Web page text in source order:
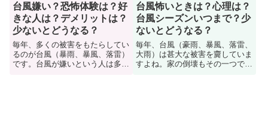
台風嫌い？恐怖体験は？好
きな人は？デメリットは？
少ないとどうなる？
毎年、多くの被害をもたらしてい
るのが台風（暴雨、暴風、落雷）
です。台風が嫌いという人は多い
台風怖いときは？心理は？
台風シーズンいつまで？少
ないとどうなる？
毎年、台風（豪雨、暴風、落雷、
大雨）は甚大な被害を齎していま
すよね。家の倒壊もその一つで